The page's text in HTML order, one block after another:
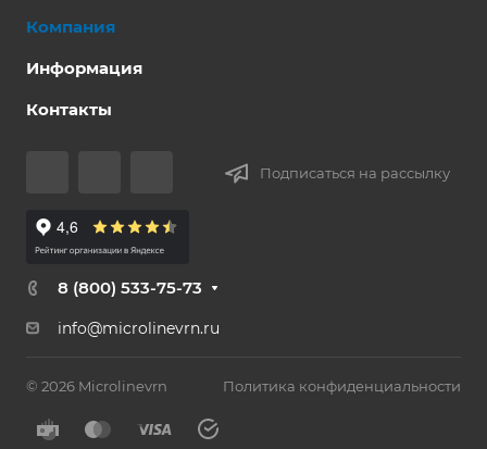
Компания
Информация
Контакты
Подписаться на рассылку
8 (800) 533-75-73
info@microlinevrn.ru
© 2026 Microlinevrn Политика конфиденциальности